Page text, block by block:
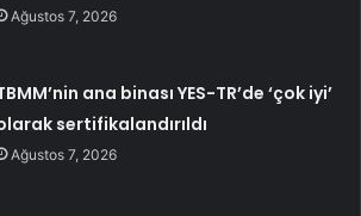
Ağustos 7, 2026
ana binası YES-TR’de ‘çok iyi’
sertifikalandırıldı
Ağustos 7, 2026